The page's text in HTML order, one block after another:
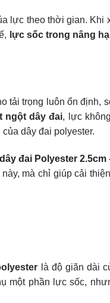
lực theo thời gian. Khi
lực sốc trong nâng hạ
tải trọng luôn ổn định,
ngột dây đai, lực
dây đai polyester.
dây đai Polyester 2.5cm
mà chỉ giúp cải
là độ giãn dài
một phần lực sốc,